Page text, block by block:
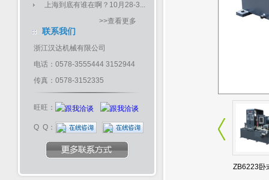
上海到底有谁在啊？10月28-3...
>>查看更多
联系我们
浙江汉达机械有限公司
电话：0578-3555444 3152944
传真：0578-3152335
旺旺：
Q Q：
ZB6223卧